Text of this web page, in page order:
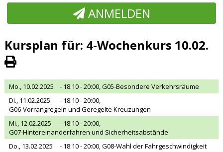
ANMELDEN
Kursplan für: 4-Wochenkurs 10.02.
Mo., 10.02.2025 - 18:10 - 20:00,G05-Besondere Verkehrsräume
Di., 11.02.2025
- 18:10 - 20:00,
G06-Vorrangregeln und Geregelte Kreuzungen
Mi., 12.02.2025
- 18:10 - 20:00,
G07-Hintereinanderfahren und Sicherheitsabstände
Do., 13.02.2025
- 18:10 - 20:00,G08-Wahl der Fahrgeschwindigkeit